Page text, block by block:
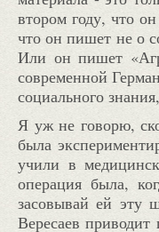
втором году, что
что он пишет не о
Или он пишет
современной
социального
Я уж не говорю,
была
учили в
операция была,
засовывай ей эту
Вересаев